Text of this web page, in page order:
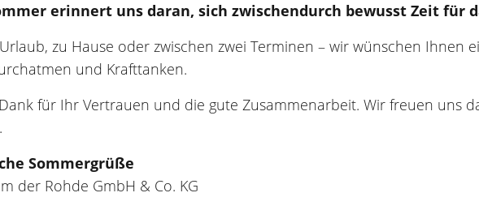
erinnert uns daran, sich zwischendurch bewusst Zeit für
zu Hause oder zwischen zwei Terminen – wir wünschen Ihnen
und Krafttanken.
für Ihr Vertrauen und die gute Zusammenarbeit. Wir freuen uns
Sommergrüße
der Rohde GmbH & Co. KG